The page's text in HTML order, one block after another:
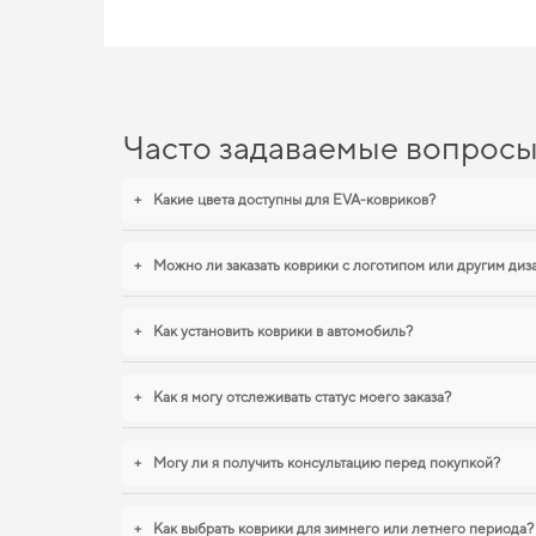
Часто задаваемые вопросы
+ Какие цвета доступны для EVA-ковриков?
+ Можно ли заказать коврики с логотипом или другим
+ Как установить коврики в автомобиль?
+ Как я могу отслеживать статус моего заказа?
+ Могу ли я получить консультацию перед покупкой?
+ Как выбрать коврики для зимнего или летнего периода?